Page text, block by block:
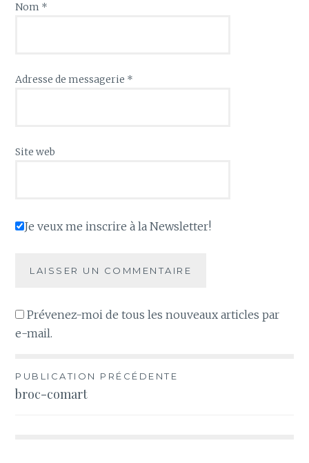
Nom *
Adresse de messagerie *
Site web
Je veux me inscrire à la Newsletter!
Prévenez-moi de tous les nouveaux articles par
e-mail.
Navigation
de
PUBLICATION PRÉCÉDENTE
broc-comart